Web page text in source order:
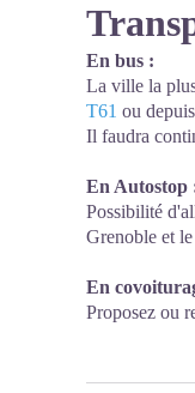
En bus :
La ville la
T61 ou
Il faudra
En Autostop
Possibilité
Grenoble et
En
Proposez ou